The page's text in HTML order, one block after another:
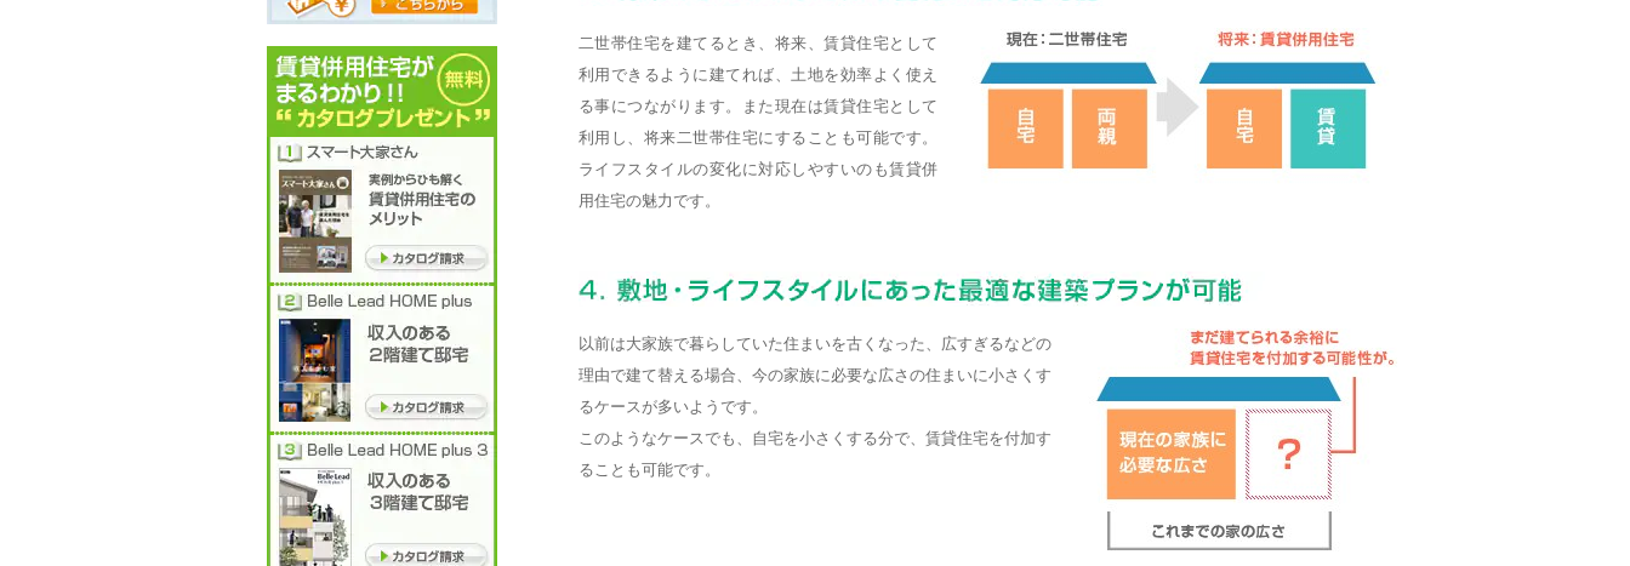
二世帯住宅を建てるとき、将来、賃貸住宅として
利用できるように建てれば、土地を効率よく使え
る事につながります。また現在は賃貸住宅として
利用し、将来二世帯住宅にすることも可能です。
ライフスタイルの変化に対応しやすいのも賃貸併
用住宅の魅力です。
以前は大家族で暮らしていた住まいを古くなった、広すぎるなどの
理由で建て替える場合、今の家族に必要な広さの住まいに小さくす
るケースが多いようです。
このようなケースでも、自宅を小さくする分で、賃貸住宅を付加す
ることも可能です。